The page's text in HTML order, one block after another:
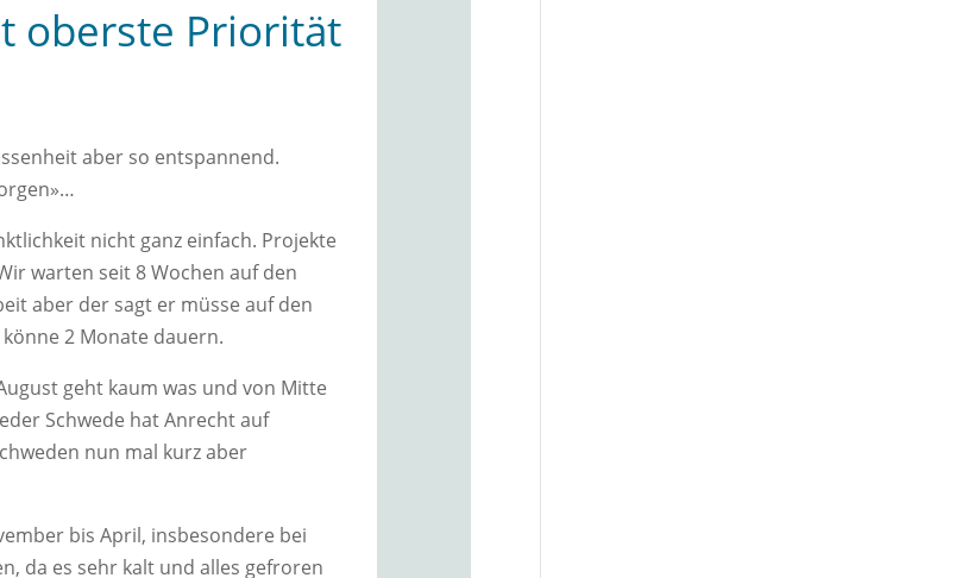
oberste Priorität
aber so entspannend.
nicht ganz einfach. Projekte
warten seit 8 Wochen auf den
aber der sagt er müsse auf den
2 Monate dauern.
geht kaum was und von Mitte
Schwede hat Anrecht auf
nun mal kurz aber
bis April, insbesondere bei
da es sehr kalt und alles gefroren